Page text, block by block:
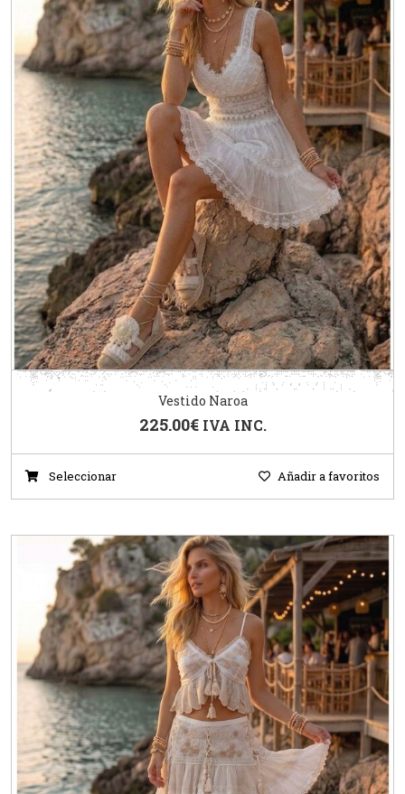
Vestido Naroa
225.00€ IVA INC.
Seleccionar Añadir a favoritos